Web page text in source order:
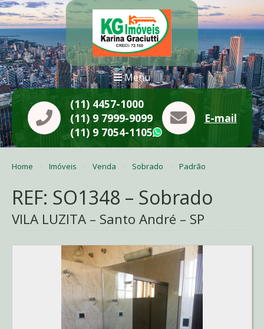
Menu
(11) 4457-1000
(11) 9 7999-9099
(11) 9 7054-1105
WhatsApp
E-mail
Home Imóveis Venda Sobrado Padrão
REF: SO1348 – Sobrado
VILA LUZITA – Santo André – SP